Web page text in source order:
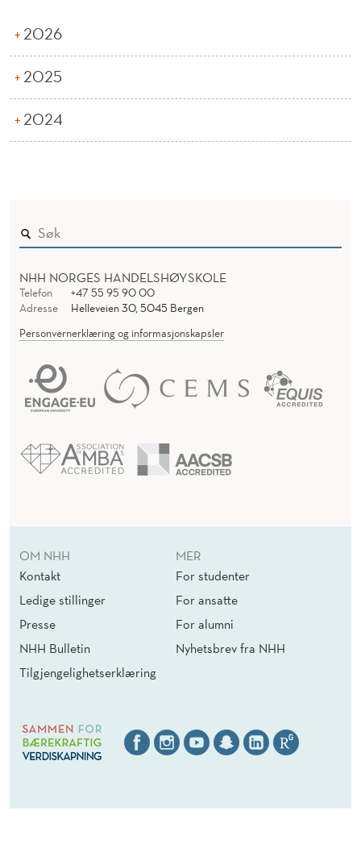
2026
2025
2024
NHH NORGES HANDELSHØYSKOLE
Telefon
+47 55 95 90 00
Adresse
Helleveien 30, 5045 Bergen
Personvernerklæring og informasjonskapsler
OM NHH
Kontakt
Ledige stillinger
Presse
NHH Bulletin
Tilgjengelighetserklæring
MER
For studenter
For ansatte
For alumni
Nyhetsbrev fra NHH